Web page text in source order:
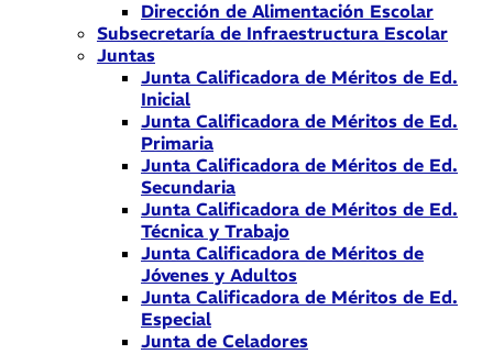
Dirección de Alimentación Escolar
Subsecretaría de Infraestructura Escolar
Juntas
Junta Calificadora de Méritos de Ed.
Inicial
Junta Calificadora de Méritos de Ed.
Primaria
Junta Calificadora de Méritos de Ed.
Secundaria
Junta Calificadora de Méritos de Ed.
Técnica y Trabajo
Junta Calificadora de Méritos de
Jóvenes y Adultos
Junta Calificadora de Méritos de Ed.
Especial
Junta de Celadores